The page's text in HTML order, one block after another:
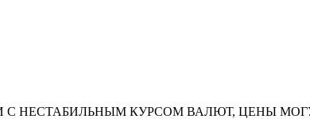
НЕСТАБИЛЬНЫМ КУРСОМ ВАЛЮТ, ЦЕНЫ